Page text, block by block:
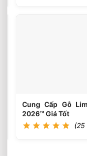
Xuất
Cửa
Gỗ
2026
Cung Cấp Gỗ
2026™ Giá Tốt
(25